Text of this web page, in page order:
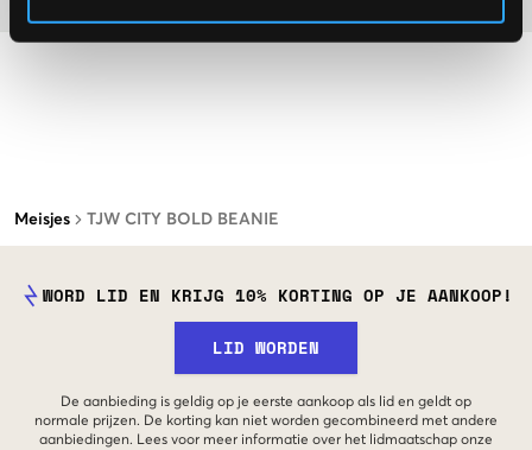
Meisjes TJW CITY BOLD BEANIE
WORD LID EN KRIJG 10% KORTING OP JE AANKOOP!
LID WORDEN
De aanbieding is geldig op je eerste aankoop als lid en geldt op
normale prijzen. De korting kan niet worden gecombineerd met andere
aanbiedingen. Lees voor meer informatie over het lidmaatschap onze